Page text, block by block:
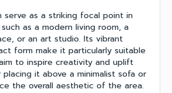
serve as a striking focal point in
as a modern living room, a
or an art studio. Its vibrant
form make it particularly suitable
to inspire creativity and uplift
placing it above a minimalist sofa or
the overall aesthetic of the area.